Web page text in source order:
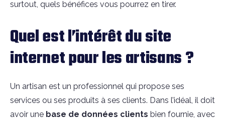
surtout, quels bénéfices vous pourrez en tirer.
Quel est l’intérêt du site
internet pour les artisans ?
Un artisan est un professionnel qui propose ses
services ou ses produits à ses clients. Dans l’idéal, il doit
avoir une base de données clients bien fournie, avec